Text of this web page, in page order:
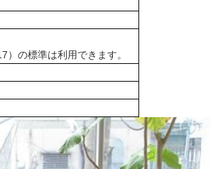
の標準は利用できます。